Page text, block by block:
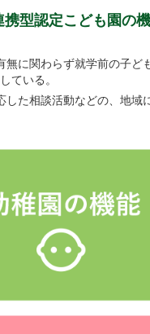
携型認定こども園の
無に関わらず就学前の子ど
ている。
した相談活動などの、地域